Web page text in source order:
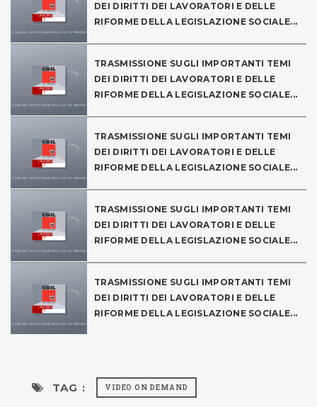
DEI DIRITTI DEI LAVORATORI E DELLE
RIFORME DELLA LEGISLAZIONE SOCIALE...
TRASMISSIONE SUGLI IMPORTANTI TEMI
DEI DIRITTI DEI LAVORATORI E DELLE
RIFORME DELLA LEGISLAZIONE SOCIALE...
TRASMISSIONE SUGLI IMPORTANTI TEMI
DEI DIRITTI DEI LAVORATORI E DELLE
RIFORME DELLA LEGISLAZIONE SOCIALE...
TRASMISSIONE SUGLI IMPORTANTI TEMI
DEI DIRITTI DEI LAVORATORI E DELLE
RIFORME DELLA LEGISLAZIONE SOCIALE...
TRASMISSIONE SUGLI IMPORTANTI TEMI
DEI DIRITTI DEI LAVORATORI E DELLE
RIFORME DELLA LEGISLAZIONE SOCIALE...
TAG : VIDEO ON DEMAND